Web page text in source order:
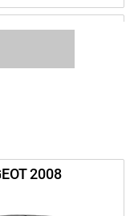
820 ₽
560 ₽/мес.
2008